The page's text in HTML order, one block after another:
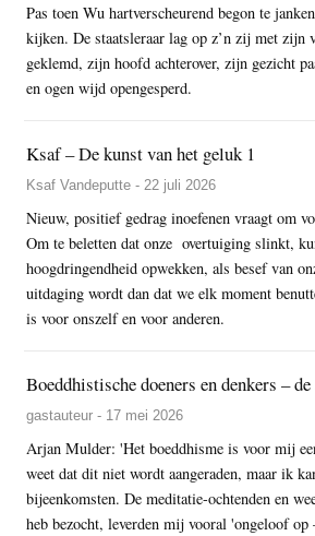
Pas toen Wu hartverscheurend begon te
kijken. De staatsleraar lag op z’n zij met zijn
geklemd, zijn hoofd achterover, zijn gezicht
en ogen wijd opengesperd.
Ksaf – De kunst van het geluk 1
Ksaf Vandeputte - 22 juli 2026
Nieuw, positief gedrag inoefenen vraagt om
Om te beletten dat onze overtuiging slinkt,
hoogdringendheid opwekken, als besef van
uitdaging wordt dan dat we elk moment
is voor onszelf en voor anderen.
Boeddhistische doeners en denkers –
gastauteur - 17 mei 2026
Arjan Mulder: 'Het boeddhisme is voor mij
weet dat dit niet wordt aangeraden, maar ik
bijeenkomsten. De meditatie-ochtenden en
heb bezocht, leverden mij vooral 'ongeloof op